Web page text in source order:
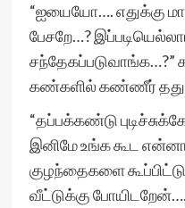
“ஐயையோ…. எதுக்கு
பேசறே…?
கண்களில் கண்ணீர்
“தப்பக்கண்டு
இனிமே உங்க கூட
குழந்தைகளை
வீட்டுக்கு